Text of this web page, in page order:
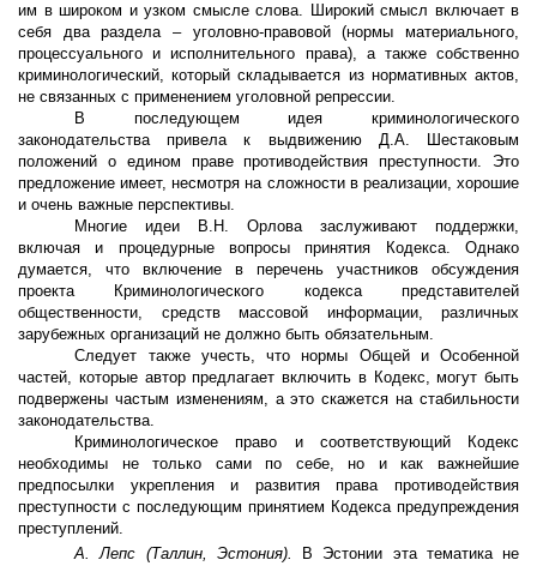
им в широком и узком смысле слова. Широкий смысл включает в
себя два раздела – уголовно-правовой (нормы материального,
процессуального и исполнительного права), а также собственно
криминологический, который складывается из нормативных актов,
не связанных с применением уголовной репрессии.
В последующем идея криминологического
законодательства привела к выдвижению Д.А. Шестаковым
положений о едином праве противодействия преступности. Это
предложение имеет, несмотря на сложности в реализации, хорошие
и очень важные перспективы.
Многие идеи В.Н. Орлова заслуживают поддержки,
включая и процедурные вопросы принятия Кодекса. Однако
думается, что включение в перечень участников обсуждения
проекта Криминологического кодекса представителей
общественности, средств массовой информации, различных
зарубежных организаций не должно быть обязательным.
Следует также учесть, что нормы Общей и Особенной
частей, которые автор предлагает включить в Кодекс, могут быть
подвержены частым изменениям, а это скажется на стабильности
законодательства.
Криминологическое право и соответствующий Кодекс
необходимы не только сами по себе, но и как важнейшие
предпосылки укрепления и развития права противодействия
преступности с последующим принятием Кодекса предупреждения
преступлений.
А. Лепс (Таллин, Эстония).
В Эстонии эта тематика не